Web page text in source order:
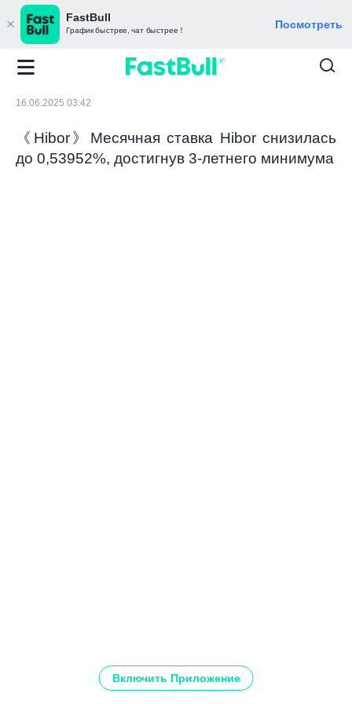
FastBull
График быстрее, чат быстрее！ Посмотреть
16.06.2025 03:42
《Hibor》Месячная ставка Hibor снизилась
до 0,53952%, достигнув 3-летнего минимума
Включить Приложение